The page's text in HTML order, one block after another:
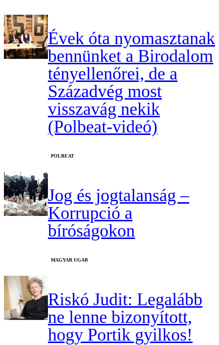
Évek óta nyomasztanak
bennünket a Birodalom
tényellenőrei, de a
Századvég most
visszavág nekik
(Polbeat-videó)
‎POLBEAT
Jog és jogtalanság –
Korrupció a
bíróságokon
MAGYAR UGAR
Riskó Judit: Legalább
ne lenne bizonyított,
hogy Portik gyilkos!